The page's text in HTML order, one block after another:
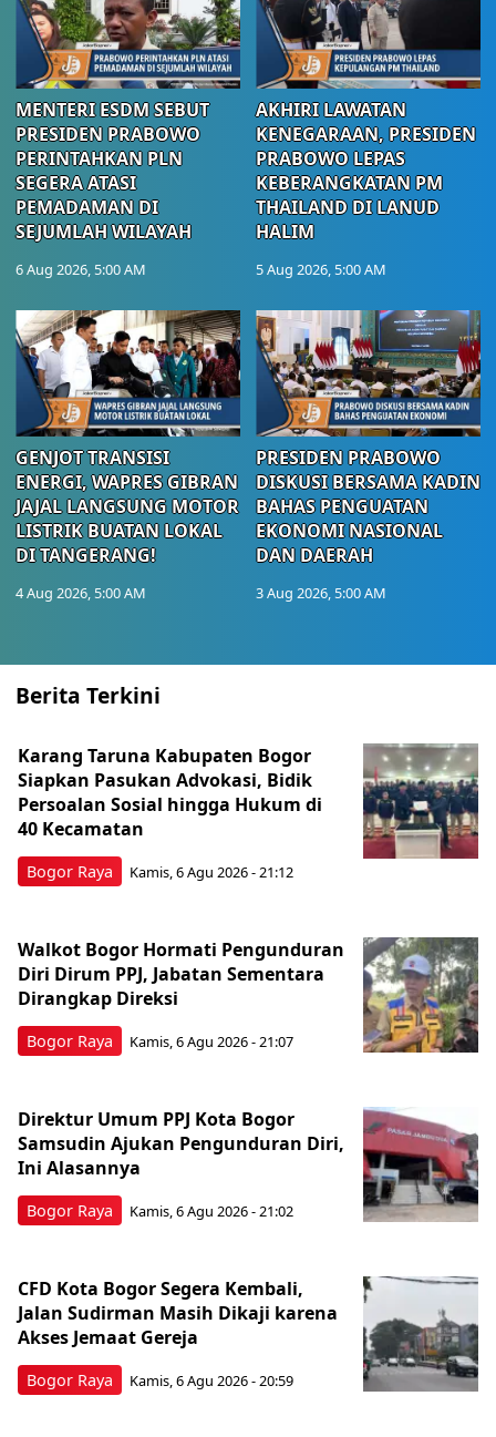
MENTERI ESDM SEBUT
PRESIDEN PRABOWO
PERINTAHKAN PLN
SEGERA ATASI
PEMADAMAN DI
SEJUMLAH WILAYAH
6 Aug 2026, 5:00 AM
AKHIRI LAWATAN
KENEGARAAN, PRESIDEN
PRABOWO LEPAS
KEBERANGKATAN PM
THAILAND DI LANUD
HALIM
5 Aug 2026, 5:00 AM
GENJOT TRANSISI
ENERGI, WAPRES GIBRAN
JAJAL LANGSUNG MOTOR
LISTRIK BUATAN LOKAL
DI TANGERANG!
4 Aug 2026, 5:00 AM
PRESIDEN PRABOWO
DISKUSI BERSAMA KADIN
BAHAS PENGUATAN
EKONOMI NASIONAL
DAN DAERAH
3 Aug 2026, 5:00 AM
Berita Terkini
Bogor Raya
Karang Taruna Kabupaten Bogor
Siapkan Pasukan Advokasi, Bidik
Persoalan Sosial hingga Hukum di
40 Kecamatan
Kamis, 6 Agu 2026 - 21:12
Bogor Raya
Walkot Bogor Hormati Pengunduran
Diri Dirum PPJ, Jabatan Sementara
Dirangkap Direksi
Kamis, 6 Agu 2026 - 21:07
Bogor Raya
Direktur Umum PPJ Kota Bogor
Samsudin Ajukan Pengunduran Diri,
Ini Alasannya
Kamis, 6 Agu 2026 - 21:02
Bogor Raya
CFD Kota Bogor Segera Kembali,
Jalan Sudirman Masih Dikaji karena
Akses Jemaat Gereja
Kamis, 6 Agu 2026 - 20:59